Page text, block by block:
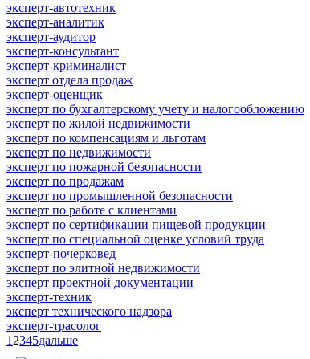
эксперт-автотехник
эксперт-аналитик
эксперт-аудитор
эксперт-консультант
эксперт-криминалист
эксперт отдела продаж
эксперт-оценщик
эксперт по бухгалтерскому учету и налогообложению
эксперт по жилой недвижимости
эксперт по компенсациям и льготам
эксперт по недвижимости
эксперт по пожарной безопасности
эксперт по продажам
эксперт по промышленной безопасности
эксперт по работе с клиентами
эксперт по сертификации пищевой продукции
эксперт по специальной оценке условий труда
эксперт-почерковед
эксперт по элитной недвижимости
эксперт проектной документации
эксперт-техник
эксперт технического надзора
эксперт-трасолог
1 2345дальше